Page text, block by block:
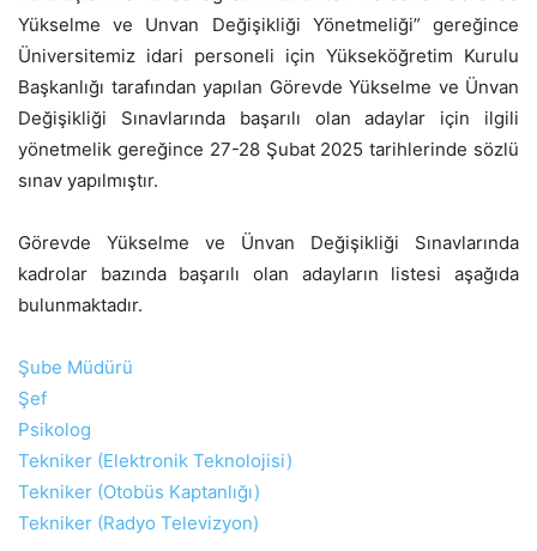
Yükselme ve Unvan Değişikliği Yönetmeliği” gereğince
Üniversitemiz idari personeli için Yükseköğretim Kurulu
Başkanlığı tarafından yapılan Görevde Yükselme ve Ünvan
Değişikliği Sınavlarında başarılı olan adaylar için ilgili
yönetmelik gereğince 27-28 Şubat 2025 tarihlerinde sözlü
sınav yapılmıştır.
Görevde Yükselme ve Ünvan Değişikliği Sınavlarında
kadrolar bazında başarılı olan adayların listesi aşağıda
bulunmaktadır.
Şube Müdürü
Şef
Psikolog
Tekniker (Elektronik Teknolojisi)
Tekniker (Otobüs Kaptanlığı)
Tekniker (Radyo Televizyon)